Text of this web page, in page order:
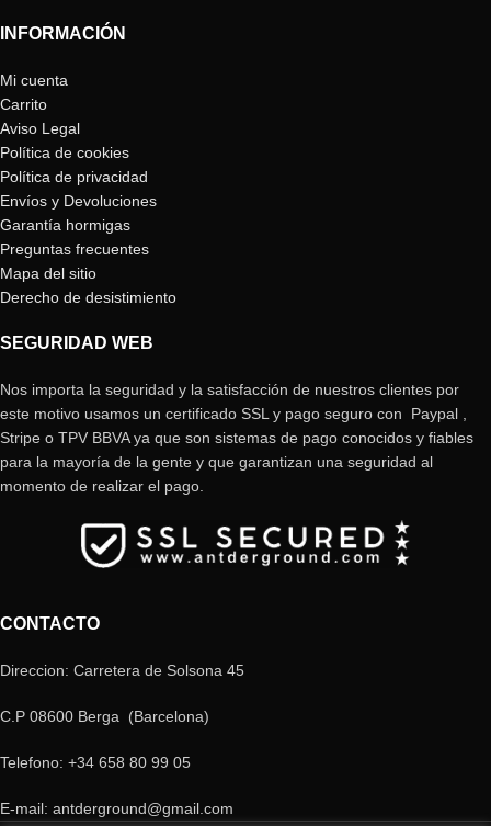
INFORMACIÓN
Mi cuenta
Carrito
Aviso Legal
Política de cookies
Política de privacidad
Envíos y Devoluciones
Garantía hormigas
Preguntas frecuentes
Mapa del sitio
Derecho de desistimiento
SEGURIDAD WEB
Nos importa la seguridad y la satisfacción de nuestros clientes por
este motivo usamos un certificado SSL y pago seguro con Paypal ,
Stripe o TPV BBVA ya que son sistemas de pago conocidos y fiables
para la mayoría de la gente y que garantizan una seguridad al
momento de realizar el pago.
CONTACTO
Direccion: Carretera de Solsona 45
C.P 08600 Berga (Barcelona)
Telefono: +34 658 80 99 05
E-mail: antderground@gmail.com